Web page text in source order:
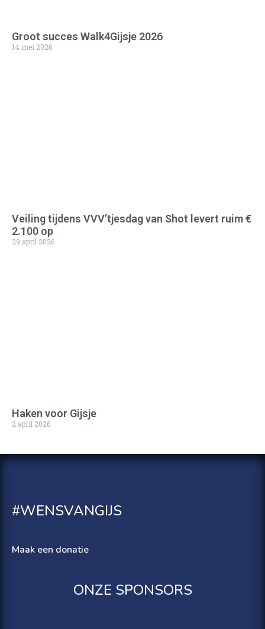
Groot succes Walk4Gijsje 2026
14 mei 2026
Veiling tijdens VVV’tjesdag van Shot levert ruim €
2.100 op
29 april 2026
Haken voor Gijsje
2 april 2026
#WENSVANGIJS
Maak een donatie
ONZE SPONSORS